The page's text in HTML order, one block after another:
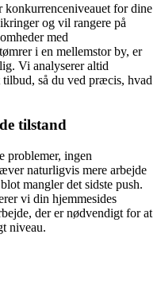
konkurrenceniveauet for dine
og vil rangere på
med
i en mellemstor by, er
Vi analyserer altid
så du ved præcis, hvad
tilstand
problemer, ingen
naturligvis mere arbejde
mangler det sidste push.
vi din hjemmesides
der er nødvendigt for at
niveau.